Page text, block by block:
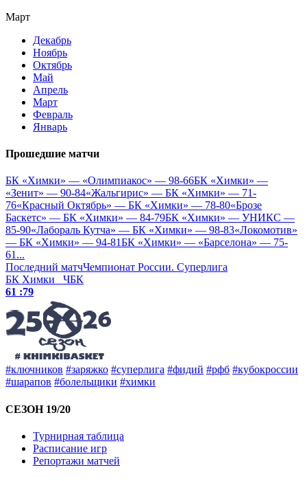
Март
Декабрь
Ноябрь
Октябрь
Май
Апрель
Март
Февраль
Январь
Прошедшие матчи
БК «Химки» — «Олимпиакос» — 98-66БК «Химки» —
«Зенит» — 90-84«Жальгирис» — БК «Химки» — 71-
76«Красный Октябрь» — БК «Химки» — 78-80«Брозе
Баскетс» — БК «Химки» — 84-79БК «Химки» — УНИКС —
85-90«Лабораль Кутча» — БК «Химки» — 98-83«Локомотив»
— БК «Химки» — 94-81БК «Химки» — «Барселона» — 75-
61...
Последний матчЧемпионат России. Суперлига
БК Химки ЧБК
61 :79
#ключников #заряжко #суперлига #фидий #рфб #кубокроссии
#шарапов #болельщики #химки
СЕЗОН 19/20
Турнирная таблица
Расписание игр
Репортажи матчей